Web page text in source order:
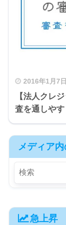
2016年1月7日
【法人クレ
査を通しや
メディア
急上昇